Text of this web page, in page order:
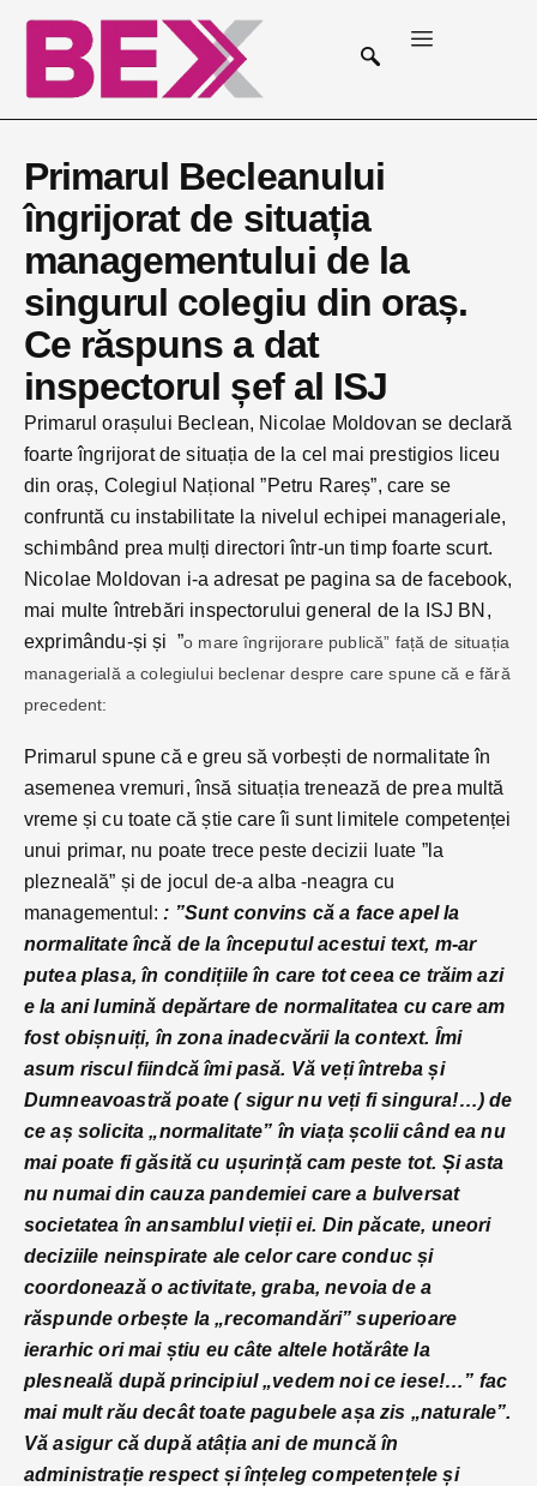
Primarul Becleanului
îngrijorat de situația
managementului de la
singurul colegiu din oraș.
Ce răspuns a dat
inspectorul șef al ISJ
Primarul orașului Beclean, Nicolae Moldovan se declară
foarte îngrijorat de situația de la cel mai prestigios liceu
din oraș, Colegiul Național ”Petru Rareș”, care se
confruntă cu instabilitate la nivelul echipei manageriale,
schimbând prea mulți directori într-un timp foarte scurt.
Nicolae Moldovan i-a adresat pe pagina sa de facebook,
mai multe întrebări inspectorului general de la ISJ BN,
exprimându-și și ”o mare îngrijorare publică” față de situația
managerială a colegiului beclenar despre care spune că e fără
precedent:
Primarul spune că e greu să vorbești de normalitate în
asemenea vremuri, însă situația trenează de prea multă
vreme și cu toate că știe care îi sunt limitele competenței
unui primar, nu poate trece peste decizii luate ”la
plezneală” și de jocul de-a alba -neagra cu
managementul: : ”Sunt convins că a face apel la
normalitate încă de la începutul acestui text, m-ar
putea plasa, în condițiile în care tot ceea ce trăim azi
e la ani lumină depărtare de normalitatea cu care am
fost obișnuiți, în zona inadecvării la context. Îmi
asum riscul fiindcă îmi pasă. Vă veți întreba și
Dumneavoastră poate ( sigur nu veți fi singura!…) de
ce aș solicita „normalitate” în viața școlii când ea nu
mai poate fi găsită cu ușurință cam peste tot. Și asta
nu numai din cauza pandemiei care a bulversat
societatea în ansamblul vieții ei. Din păcate, uneori
deciziile neinspirate ale celor care conduc și
coordonează o activitate, graba, nevoia de a
răspunde orbește la „recomandări” superioare
ierarhic ori mai știu eu câte altele hotărâte la
plesneală după principiul „vedem noi ce iese!…” fac
mai mult rău decât toate pagubele așa zis „naturale”.
Vă asigur că după atâția ani de muncă în
administrație respect și înțeleg competențele și